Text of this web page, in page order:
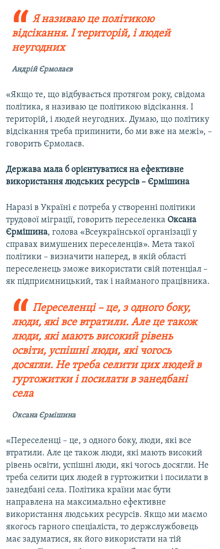
Я називаю це політикою
відсікання. І територій, і людей
неугодних
Андрій Єрмолаєв
«Якщо те, що відбувається протягом року, свідома
політика, я називаю це політикою відсікання. І
територій, і людей неугодних. Думаю, що політику
відсікання треба припинити, бо ми вже на межі», –
говорить Єрмолаєв.
Держава мала б орієнтуватися на ефективне
використання людських ресурсів – Єрмішина
Наразі в Україні є потреба у створенні політики
трудової міграції, говорить переселенка Оксана
Єрмішина, голова «Всеукраїнської організації у
справах вимушених переселенців». Мета такої
політики – визначити наперед, в якій області
переселенець зможе використати свій потенціал –
як підприємницький, так і найманого працівника.
Переселенці – це, з одного боку,
люди, які все втратили. Але це також
люди, які мають високий рівень
освіти, успішні люди, які чогось
досягли. Не треба селити цих людей в
гуртожитки і посилати в занедбані
села
Оксана Єрмішина
«Переселенці – це, з одного боку, люди, які все
втратили. Але це також люди, які мають високий
рівень освіти, успішні люди, які чогось досягли. Не
треба селити цих людей в гуртожитки і посилати в
занедбані села. Політика країни має бути
направлена на максимально ефективне
використання людських ресурсів. Якщо ми маємо
якогось гарного спеціаліста, то держслужбовець
має задуматися, як його використати на тій